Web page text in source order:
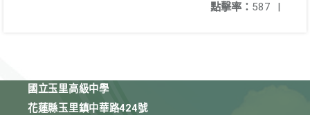
點擊率： 587 |
國立玉里高級中學
花蓮縣玉里鎮中華路424號